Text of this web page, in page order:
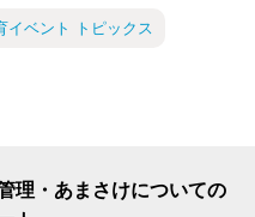
イベント トピックス
理・あまさけについての